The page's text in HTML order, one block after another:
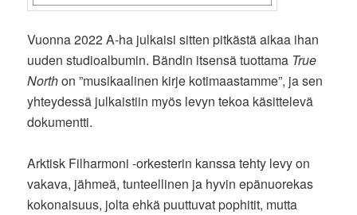
Vuonna 2022 A-ha julkaisi sitten pitkästä aikaa ihan
uuden studioalbumin. Bändin itsensä tuottama True
Northon ”musikaalinen kirje kotimaastamme”, ja sen
yhteydessä julkaistiin myös levyn tekoa käsittelevä
dokumentti.
Arktisk Filharmoni -orkesterin kanssa tehty levy on
vakava, jähmeä, tunteellinen ja hyvin epänuorekas
kokonaisuus, jolta ehkä puuttuvat pophitit, mutta